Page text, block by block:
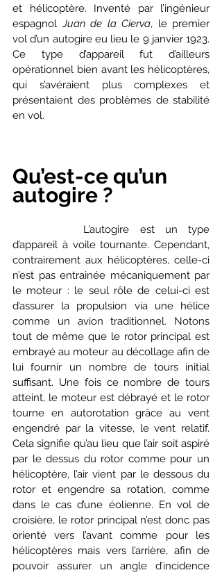
et hélicoptère. Inventé par l’ingénieur
espagnol
Juan de la Cierva, le premier
vol d’un autogire eu lieu le 9 janvier 1923.
Ce type d’appareil fut d’ailleurs
opérationnel bien avant les hélicoptères,
qui s’avéraient plus complexes et
présentaient des problèmes de stabilité
en vol.
Qu’est-ce qu’un
autogire ?
d’appareil à voile tournante. Cependant,
contrairement aux hélicoptères, celle-ci
n’est pas entrainée mécaniquement par
le moteur : le seul rôle de celui-ci est
d’assurer la propulsion via une hélice
comme un avion traditionnel. Notons
tout de même que le rotor principal est
embrayé au moteur au décollage afin de
lui fournir un nombre de tours initial
suffisant. Une fois ce nombre de tours
atteint, le moteur est débrayé et le rotor
tourne en autorotation grâce au vent
engendré par la vitesse, le vent relatif.
Cela signifie qu’au lieu que l’air soit aspiré
par le dessus du rotor comme pour un
hélicoptère, l’air vient par le dessous du
rotor et engendre sa rotation, comme
dans le cas d’une éolienne. En vol de
croisière, le rotor principal n’est donc pas
orienté vers l’avant comme pour les
hélicoptères mais vers l’arrière, afin de
pouvoir assurer un angle d’incidence